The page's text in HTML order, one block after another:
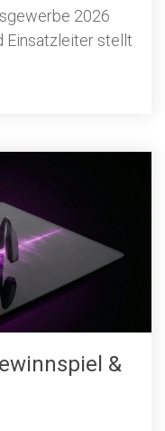
2026
Einsatzleiter stellt
&